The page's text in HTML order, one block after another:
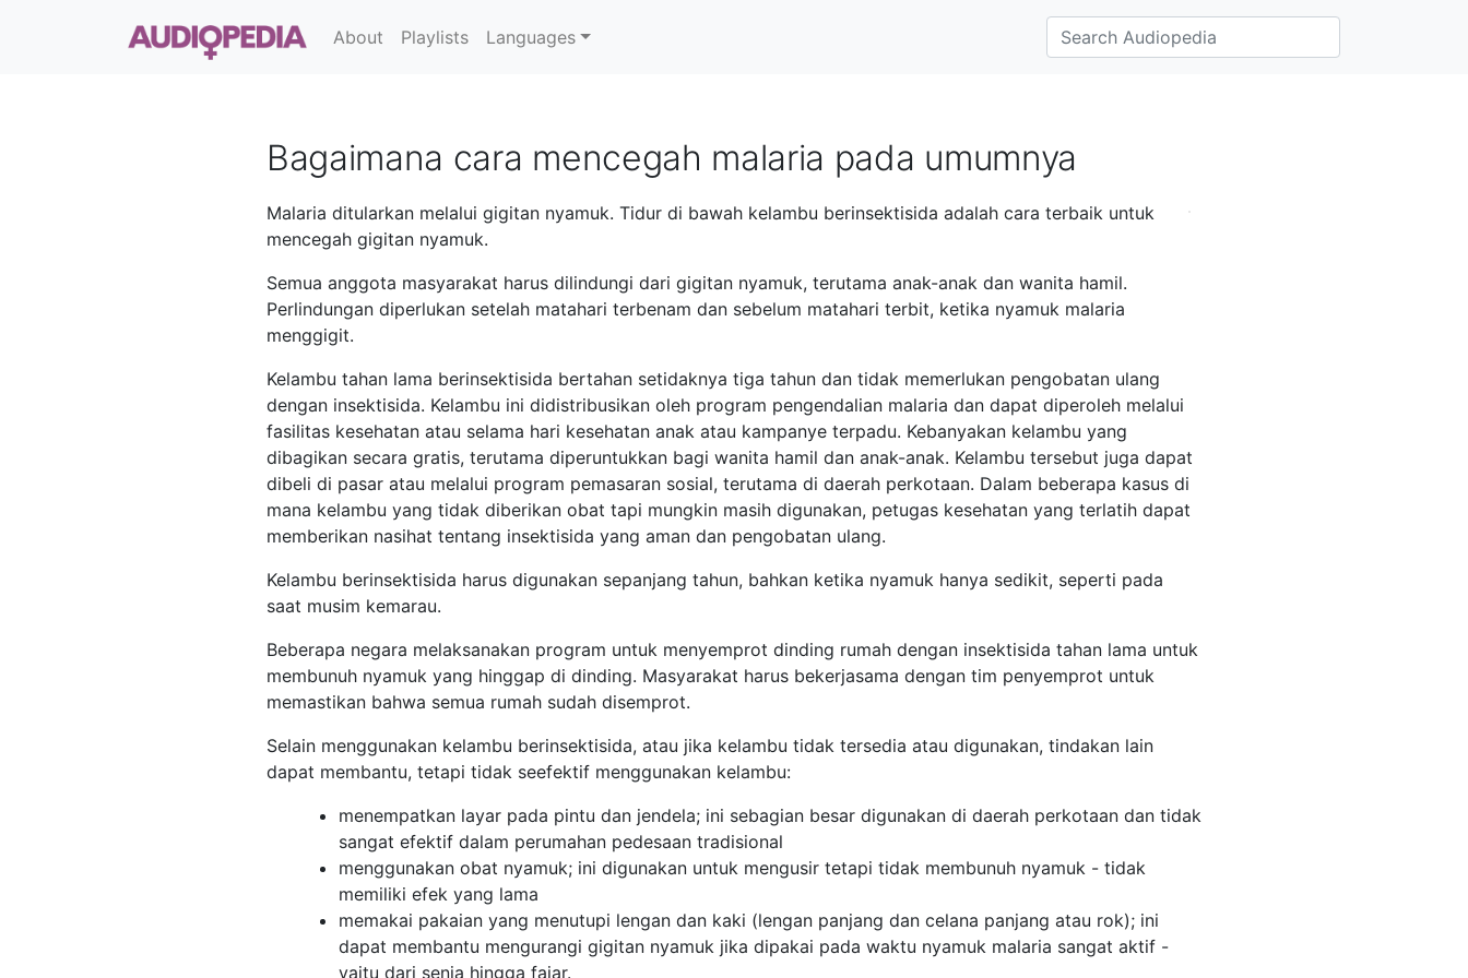
About Playlists Languages
Bagaimana cara mencegah malaria pada umumnya
Malaria ditularkan melalui gigitan nyamuk. Tidur di bawah kelambu berinsektisida adalah cara terbaik untuk
mencegah gigitan nyamuk.
Semua anggota masyarakat harus dilindungi dari gigitan nyamuk, terutama anak-anak dan wanita hamil.
Perlindungan diperlukan setelah matahari terbenam dan sebelum matahari terbit, ketika nyamuk malaria
menggigit.
Kelambu tahan lama berinsektisida bertahan setidaknya tiga tahun dan tidak memerlukan pengobatan ulang
dengan insektisida. Kelambu ini didistribusikan oleh program pengendalian malaria dan dapat diperoleh melalui
fasilitas kesehatan atau selama hari kesehatan anak atau kampanye terpadu. Kebanyakan kelambu yang
dibagikan secara gratis, terutama diperuntukkan bagi wanita hamil dan anak-anak. Kelambu tersebut juga dapat
dibeli di pasar atau melalui program pemasaran sosial, terutama di daerah perkotaan. Dalam beberapa kasus di
mana kelambu yang tidak diberikan obat tapi mungkin masih digunakan, petugas kesehatan yang terlatih dapat
memberikan nasihat tentang insektisida yang aman dan pengobatan ulang.
Kelambu berinsektisida harus digunakan sepanjang tahun, bahkan ketika nyamuk hanya sedikit, seperti pada
saat musim kemarau.
Beberapa negara melaksanakan program untuk menyemprot dinding rumah dengan insektisida tahan lama untuk
membunuh nyamuk yang hinggap di dinding. Masyarakat harus bekerjasama dengan tim penyemprot untuk
memastikan bahwa semua rumah sudah disemprot.
Selain menggunakan kelambu berinsektisida, atau jika kelambu tidak tersedia atau digunakan, tindakan lain
dapat membantu, tetapi tidak seefektif menggunakan kelambu:
menempatkan layar pada pintu dan jendela; ini sebagian besar digunakan di daerah perkotaan dan tidak
sangat efektif dalam perumahan pedesaan tradisional
menggunakan obat nyamuk; ini digunakan untuk mengusir tetapi tidak membunuh nyamuk - tidak
memiliki efek yang lama
memakai pakaian yang menutupi lengan dan kaki (lengan panjang dan celana panjang atau rok); ini
dapat membantu mengurangi gigitan nyamuk jika dipakai pada waktu nyamuk malaria sangat aktif -
yaitu dari senja hingga fajar.